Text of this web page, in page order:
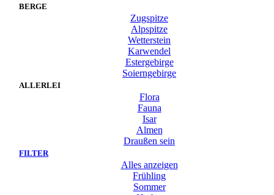
BERGE
Zugspitze
Alpspitze
Wetterstein
Karwendel
Estergebirge
Soierngebirge
ALLERLEI
Flora
Fauna
Isar
Almen
Draußen sein
FILTER
Alles anzeigen
Frühling
Sommer